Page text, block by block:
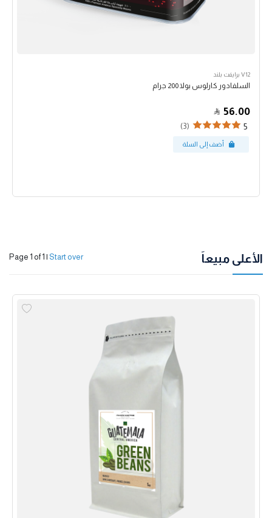
V12 برايفت بلند
السلفادور كارلوس بولا 200 جرام
56.00
5
(3)
الأعلى مبيعاً Page 1 of 1 | Start over